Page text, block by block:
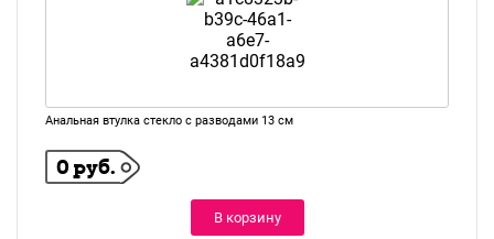
Анальная втулка стекло с разводами 13 см
0 руб.
В корзину